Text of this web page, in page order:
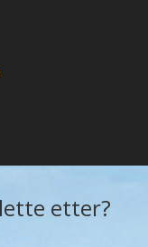
etter?